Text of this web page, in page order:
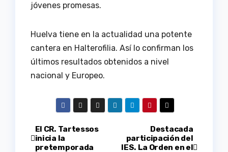
jóvenes promesas.
Huelva tiene en la actualidad una potente
cantera en Halterofilia. Así lo confirman los
últimos resultados obtenidos a nivel
nacional y Europeo.
Navegación
Destacada
participación del
IES. La Orden en el
El CR. Tartessos
inicia la
pretemporada